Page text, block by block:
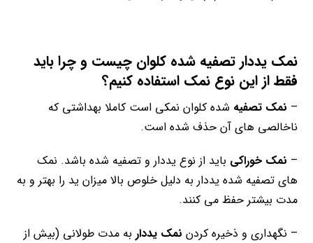
نمک یددار تصفیه شده کلوان چیست و چرا باید
فقط از این نوع نمک استفاده کنیم؟
– نمک تصفیه شده کلوان نمکی است کاملا بهداشتی که
ناخالصی های آن حذف شده است.
– نمک خوراکی باید از نوع یددار و تصفیه شده باشد. نمک
های تصفیه شده یددار به دلیل خلوص بالا میزان ید را بهتر و به
مدت بیشتر حفظ می کنند.
– نگهداری و ذخیره کردن نمک یددار به مدت طولانی (بیش از